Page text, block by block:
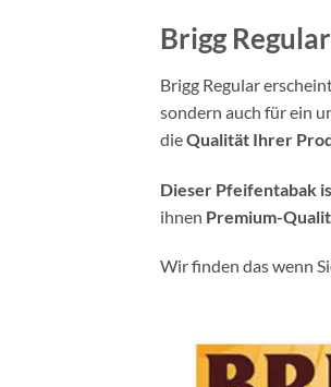
Brigg
Brigg Regular
sondern auch für ein
dieQualität Ihrer
Dieser Pfeifentabak
ihnen Premium-
Wir finden das wenn